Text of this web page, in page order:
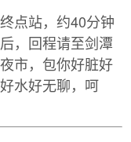
点站，约40分钟
，回程请至剑潭
市，包你好脏好
水好无聊，呵